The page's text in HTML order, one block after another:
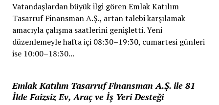
Vatandaşlardan büyük ilgi gören Emlak Katılım
Tasarruf Finansman A.Ş., artan talebi karşılamak
amacıyla çalışma saatlerini genişletti. Yeni
düzenlemeyle hafta içi 08:30–19:30, cumartesi günleri
ise 10:00–18:30...
Emlak Katılım Tasarruf Finansman A.Ş. ile 81
İlde Faizsiz Ev, Araç ve İş Yeri Desteği